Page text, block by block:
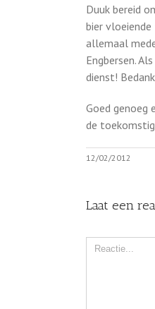
Duuk bereid
bier
allemaal
Engbersen.
dienst!
Goed genoeg
de
12/02/2012
Laat een
Comment